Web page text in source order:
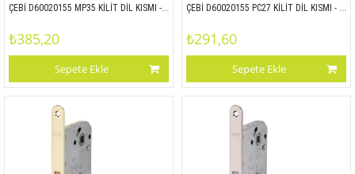
ÇEBİ D60020155 MP35 KİLİT DİL KISMI - ZAMAK ALIN
₺385,20
Sepete Ekle
ÇEBİ D60020155 PC27 KİLİT DİL KISMI - ZAMAK ALIN
₺291,60
Sepete Ekle